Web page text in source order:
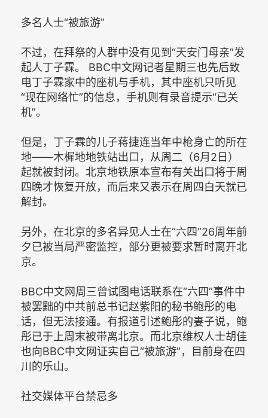
多名人士“被旅游”
不过，在拜祭的人群中没有见到“天安门母亲”发
起人丁子霖。 BBC中文网记者星期三也先后致
电丁子霖家中的座机与手机，其中座机只听见
“现在网络忙”的信息，手机则有录音提示“已关
机”。
但是，丁子霖的儿子蒋捷连当年中枪身亡的所在
地——木樨地地铁站出口，从周二（6月2日）
起就被封闭。北京地铁原本宣布有关出口将于周
四晚才恢复开放，而后来又表示在周四白天就已
解封。
另外，在北京的多名异见人士在“六四”26周年前
夕已被当局严密监控，部分更被要求暂时离开北
京。
BBC中文网周三曾试图电话联系在“六四”事件中
被罢黜的中共前总书记赵紫阳的秘书鲍彤的电
话，但无法接通。有报道引述鲍彤的妻子说，鲍
彤已于上周末被带离北京。而北京维权人士胡佳
也向BBC中文网证实自己“被旅游”，目前身在四
川的乐山。
社交媒体平台禁忌多